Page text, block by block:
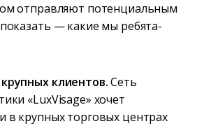
отправляют потенциальным
— какие мы ребята-
клиентов.Сеть
«LuxVisage» хочет
в крупных торговых центрах